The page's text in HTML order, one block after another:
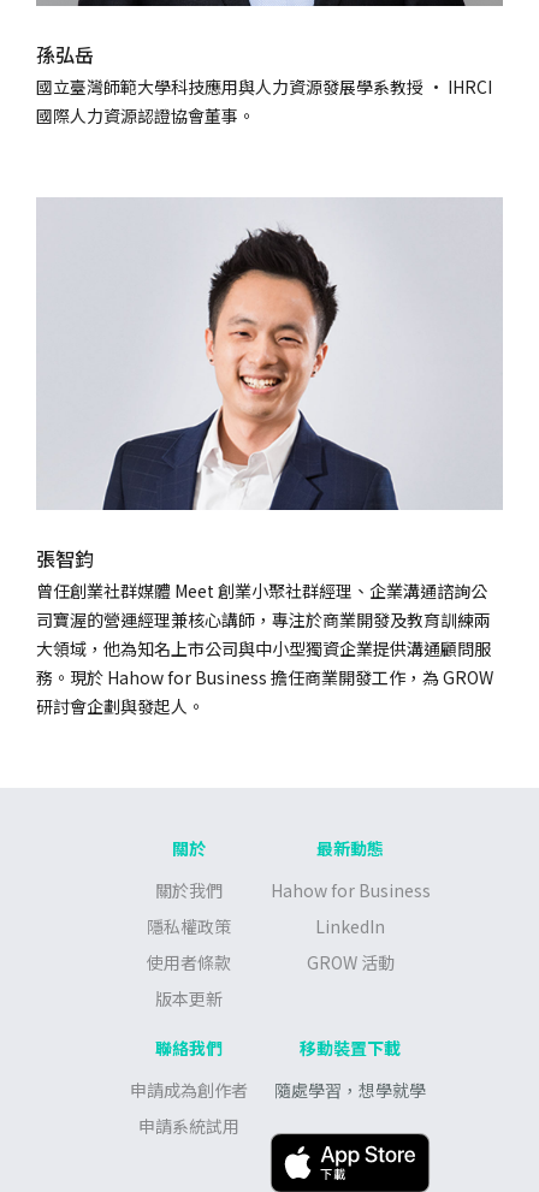
孫弘岳
國立臺灣師範大學科技應用與人力資源發展學系教授 · IHRCI
國際人力資源認證協會董事。
張智鈞
曾任創業社群媒體 Meet 創業小聚社群經理、企業溝通諮詢公
司寶渥的營運經理兼核心講師，專注於商業開發及教育訓練兩
大領域，他為知名上市公司與中小型獨資企業提供溝通顧問服
務。現於 Hahow for Business 擔任商業開發工作，為 GROW
研討會企劃與發起人。
關於
關於我們
隱私權政策
使用者條款
版本更新
最新動態
Hahow for Business
LinkedIn
GROW 活動
聯絡我們
申請成為創作者
申請系統試用
移動裝置下載
隨處學習，想學就學